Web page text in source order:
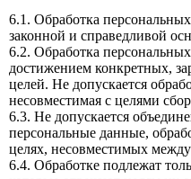
6.1. Обработка
законной и справедливой
6.2. Обработка
достижением конкретных,
целей. Не допускается
несовместимая с целями
6.3. Не допускается
персональные данные,
целях, несовместимых
6.4. Обработке подлежат